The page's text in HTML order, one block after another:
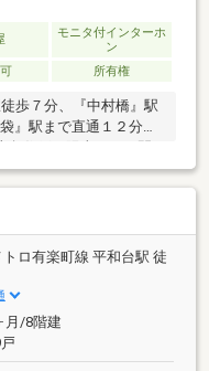
相談ください！
」サービス実施
モニタ付インターホ
ン
所有権
歩７分、『中村橋』駅
』駅まで直通１２分の
ッシで高い気密性・遮
マンションで管理状態
ィイイダ』至近で日々
内装リフォーム完了済
限あり)◆フラット３５
諸経費も抑えられま
見学希望お気軽にお問
ロ有楽町線 平和台駅 徒
月/8階建